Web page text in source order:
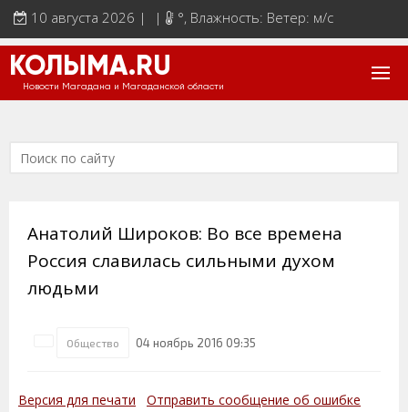
10 августа 2026 | | °, Влажность: Ветер: м/с
КОЛЫМА.RU
Новости Магадана и Магаданской области
Анатолий Широков: Во все времена
Россия славилась сильными духом
людьми
Общество 04 ноябрь 2016 09:35
Версия для печати Отправить сообщение об ошибке